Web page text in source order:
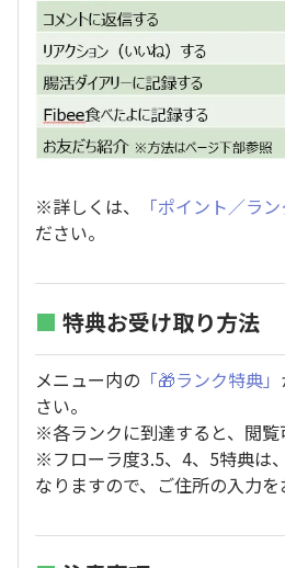
※詳しくは、 「ポイント／ラ
ださい。
■ 特典お受け取り方法
メニュー内の 「🎁ランク特典」
さい。
※各ランクに到達すると、閲覧
※フローラ度3.5、4、5特典は
なりますので、ご住所の入力を